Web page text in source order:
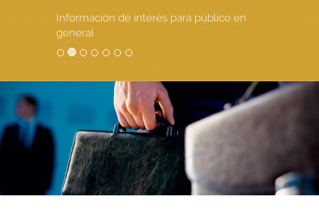
Información de interés para público en
general